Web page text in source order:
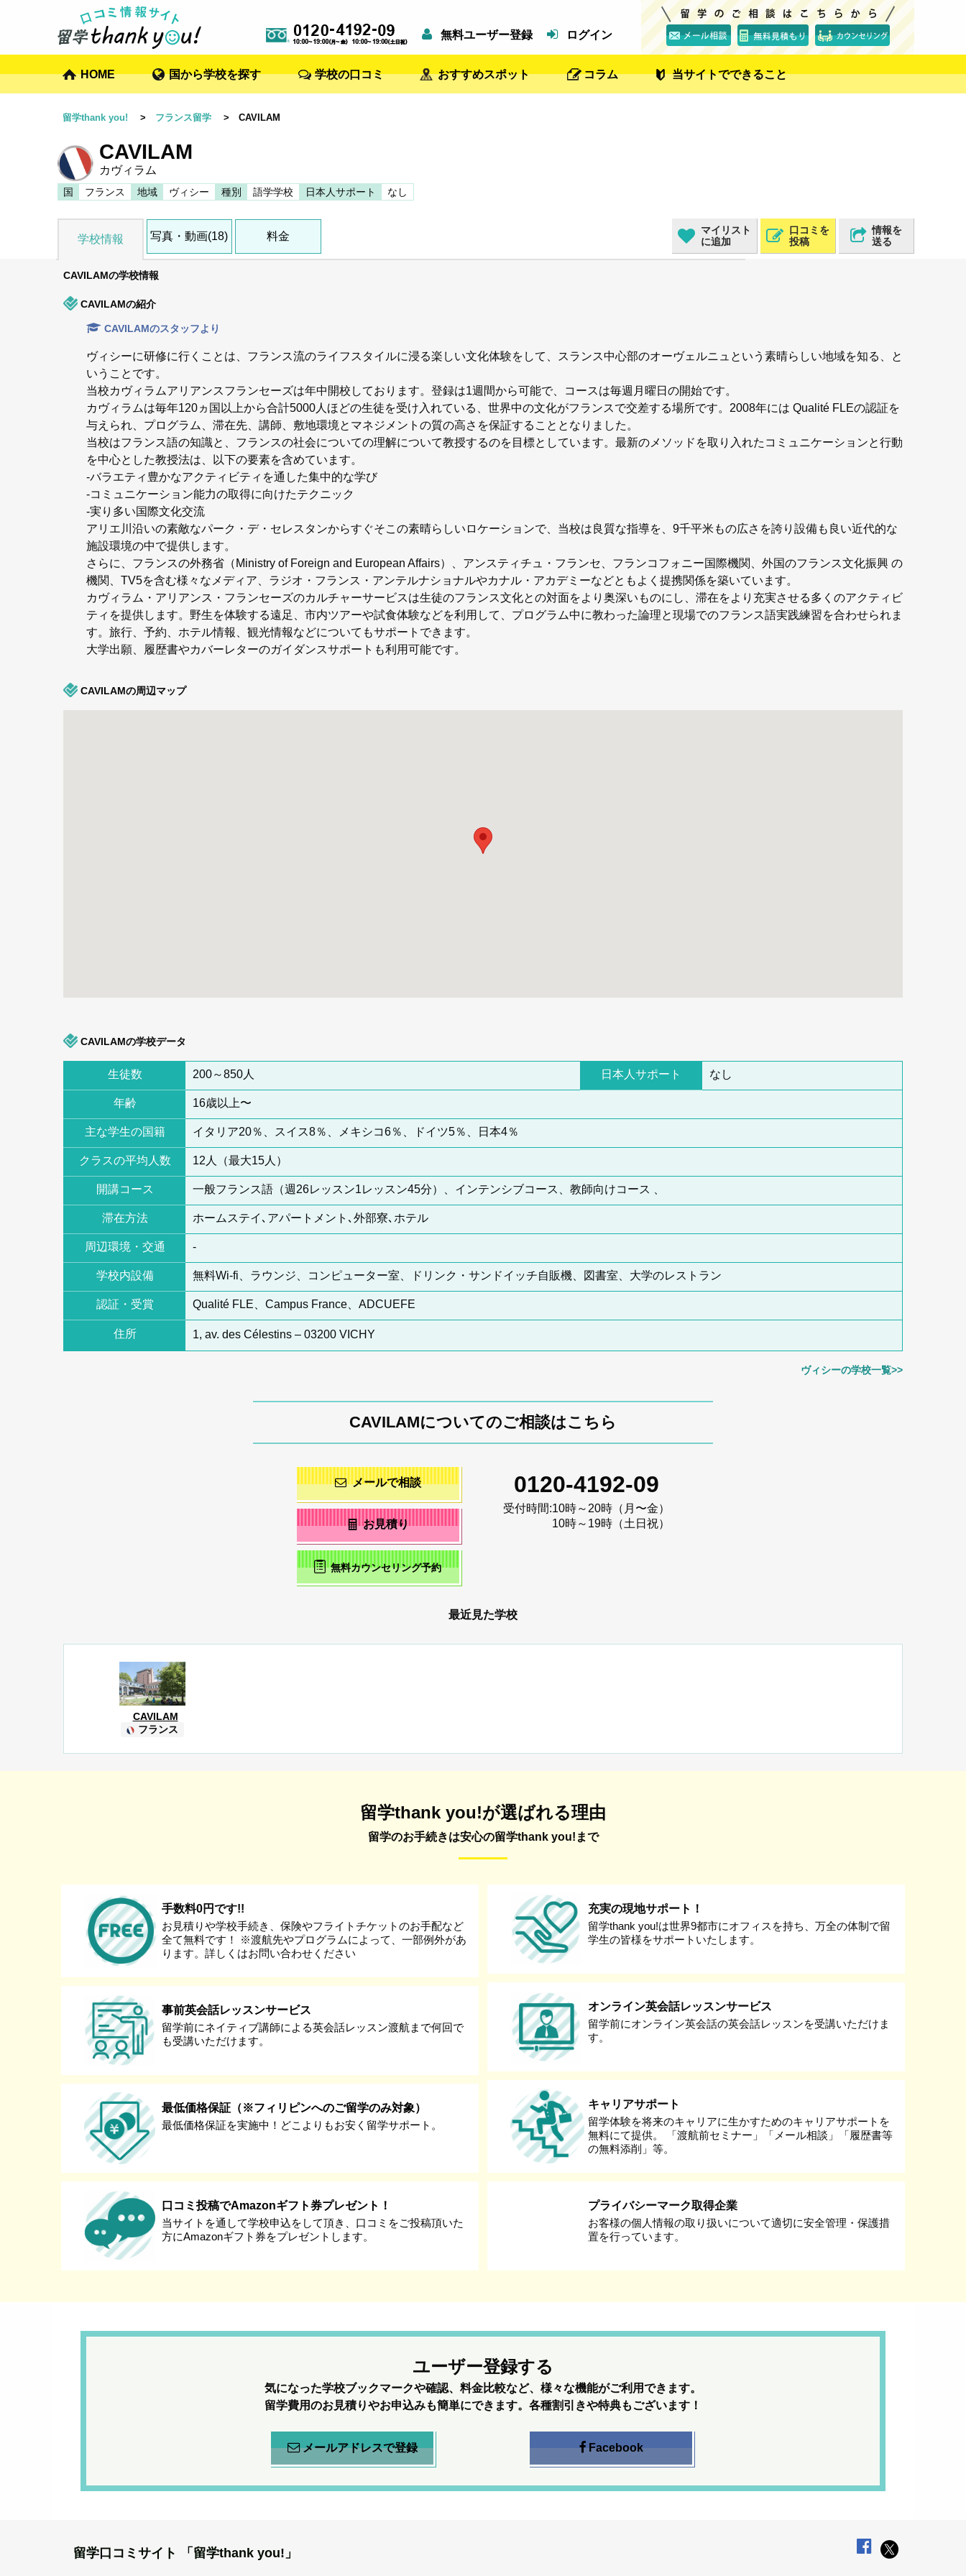
無料ユーザー登録 ログイン
HOME 国から学校を探す 学校の口コミ おすすめスポット コラム 当サイトでできること
留学thank you! > フランス留学 > CAVILAM
CAVILAM
カヴィラム
国 フランス 地域 ヴィシー 種別 語学学校 日本人サポート なし
マイリスト
に追加
口コミを
投稿
情報を
送る
学校情報 写真・動画(18) 料金
CAVILAMの学校情報
CAVILAMの紹介
CAVILAMのスタッフより
ヴィシーに研修に行くことは、フランス流のライフスタイルに浸る楽しい文化体験をして、スランス中心部のオーヴェルニュという素晴らしい地域を知る、と
いうことです。
当校カヴィラムアリアンスフランセーズは年中開校しております。登録は1週間から可能で、コースは毎週月曜日の開始です。
カヴィラムは毎年120ヵ国以上から合計5000人ほどの生徒を受け入れている、世界中の文化がフランスで交差する場所です。2008年には Qualité FLEの認証を
与えられ、プログラム、滞在先、講師、敷地環境とマネジメントの質の高さを保証することとなりました。
当校はフランス語の知識と、フランスの社会についての理解について教授するのを目標としています。最新のメソッドを取り入れたコミュニケーションと行動
を中心とした教授法は、以下の要素を含めています。
-バラエティ豊かなアクティビティを通した集中的な学び
-コミュニケーション能力の取得に向けたテクニック
-実り多い国際文化交流
アリエ川沿いの素敵なパーク・デ・セレスタンからすぐそこの素晴らしいロケーションで、当校は良質な指導を、9千平米もの広さを誇り設備も良い近代的な
施設環境の中で提供します。
さらに、フランスの外務省（Ministry of Foreign and European Affairs）、アンスティチュ・フランセ、フランコフォニー国際機関、外国のフランス文化振興 の
機関、TV5を含む様々なメディア、ラジオ・フランス・アンテルナショナルやカナル・アカデミーなどともよく提携関係を築いています。
カヴィラム・アリアンス・フランセーズのカルチャーサービスは生徒のフランス文化との対面をより奥深いものにし、滞在をより充実させる多くのアクティビ
ティを提供します。野生を体験する遠足、市内ツアーや試食体験などを利用して、プログラム中に教わった論理と現場でのフランス語実践練習を合わせられま
す。旅行、予約、ホテル情報、観光情報などについてもサポートできます。
大学出願、履歴書やカバーレターのガイダンスサポートも利用可能です。
CAVILAMの周辺マップ
CAVILAMの学校データ
生徒数 200～850人 日本人サポート なし
年齢 16歳以上〜
主な学生の国籍 イタリア20％、スイス8％、メキシコ6％、ドイツ5％、日本4％
クラスの平均人数 12人（最大15人）
開講コース 一般フランス語（週26レッスン1レッスン45分）、インテンシブコース、教師向けコース 、
滞在方法 ホームステイ､アパートメント､外部寮､ホテル
周辺環境・交通 -
学校内設備 無料Wi-fi、ラウンジ、コンピューター室、ドリンク・サンドイッチ自販機、図書室、大学のレストラン
認証・受賞 Qualité FLE、Campus France、ADCUEFE
住所 1, av. des Célestins – 03200 VICHY
ヴィシーの学校一覧>>
CAVILAMについてのご相談はこちら
メールで相談
お見積り
無料カウンセリング予約
0120-4192-09
受付時間:10時～20時（月〜金）
10時～19時（土日祝）
最近見た学校
CAVILAM
フランス
留学thank you!が選ばれる理由
留学のお手続きは安心の留学thank you!まで
手数料0円です!!
お見積りや学校手続き、保険やフライトチケットのお手配など
全て無料です！ ※渡航先やプログラムによって、一部例外があ
ります。詳しくはお問い合わせください
事前英会話レッスンサービス
留学前にネイティブ講師による英会話レッスン渡航まで何回で
も受講いただけます。
最低価格保証（※フィリピンへのご留学のみ対象）
最低価格保証を実施中！どこよりもお安く留学サポート。
口コミ投稿でAmazonギフト券プレゼント！
当サイトを通して学校申込をして頂き、口コミをご投稿頂いた
方にAmazonギフト券をプレゼントします。
充実の現地サポート！
留学thank you!は世界9都市にオフィスを持ち、万全の体制で留
学生の皆様をサポートいたします。
オンライン英会話レッスンサービス
留学前にオンライン英会話の英会話レッスンを受講いただけま
す。
キャリアサポート
留学体験を将来のキャリアに生かすためのキャリアサポートを
無料にて提供。 「渡航前セミナー」「メール相談」「履歴書等
の無料添削」等。
プライバシーマーク取得企業
お客様の個人情報の取り扱いについて適切に安全管理・保護措
置を行っています。
ユーザー登録する
気になった学校ブックマークや確認、料金比較など、様々な機能がご利用できます。
留学費用のお見積りやお申込みも簡単にできます。各種割引きや特典もございます！
メールアドレスで登録 Facebook
留学口コミサイト 「留学thank you!」